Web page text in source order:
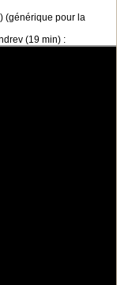
(générique pour la
(19 min) :